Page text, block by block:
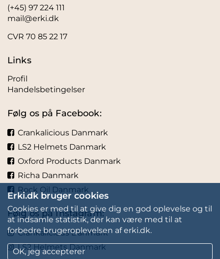
(+45) 97 224 111
mail@erki.dk
CVR 70 85 22 17
Links
Profil
Handelsbetingelser
Følg os på Facebook:
Crankalicious Danmark
LS2 Helmets Danmark
Oxford Products Danmark
Richa Danmark
Rock Oil Danmark
Følg os på Instagram:
Crankalicious Danmark
LS2 Helmets Danmark
Erki.dk bruger cookies
Cookies er med til at give dig en god oplevelse og til
at indsamle statistik, der kan være med til at
forbedre brugeroplevelsen af erki.dk.
OK, jeg accepterer